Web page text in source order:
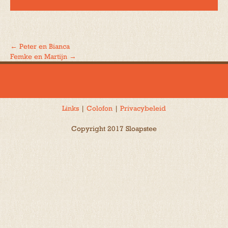
Bericht
← Peter en Bianca
Femke en Martijn →
Links | Colofon | Privacybeleid
Copyright 2017 Sloapstee